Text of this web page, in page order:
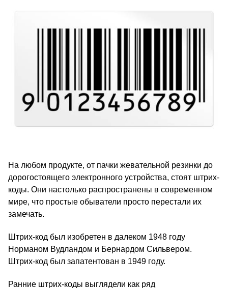
На любом продукте, от пачки жевательной резинки до
дорогостоящего электронного устройства, стоят штрих-
коды. Они настолько распространены в современном
мире, что простые обыватели просто перестали их
замечать.
Штрих-код был изобретен в далеком 1948 году
Норманом Вудландом и Бернардом Сильвером.
Штрих-код был запатентован в 1949 году.
Ранние штрих-коды выглядели как ряд